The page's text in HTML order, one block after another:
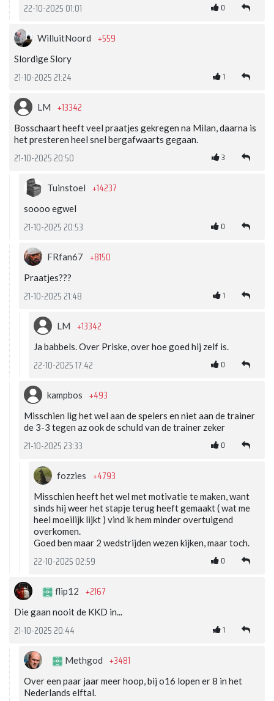
22-10-2025 01:01 0
WilluitNoord +559
Slordige Slory
21-10-2025 21:24 1
LM +13342
Bosschaart heeft veel praatjes gekregen na Milan, daarna is
het presteren heel snel bergafwaarts gegaan.
21-10-2025 20:50 3
Tuinstoel +14237
soooo egwel
21-10-2025 20:53 0
FRfan67 +8150
Praatjes???
21-10-2025 21:48 1
LM +13342
Ja babbels. Over Priske, over hoe goed hij zelf is.
22-10-2025 17:42 0
kampbos +493
Misschien lig het wel aan de spelers en niet aan de trainer
de 3-3 tegen az ook de schuld van de trainer zeker
21-10-2025 23:33 0
fozzies +4793
Misschien heeft het wel met motivatie te maken, want
sinds hij weer het stapje terug heeft gemaakt ( wat me
heel moeilijk lijkt ) vind ik hem minder overtuigend
overkomen.
Goed ben maar 2 wedstrijden wezen kijken, maar toch.
22-10-2025 02:59 0
flip12 +2167
Die gaan nooit de KKD in...
21-10-2025 20:44 1
Methgod +3481
Over een paar jaar meer hoop, bij o16 lopen er 8 in het
Nederlands elftal.